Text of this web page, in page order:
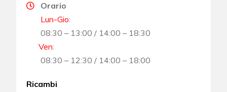
Orario
Lun-Gio:
08:30 – 13:00 / 14:00 – 18:30
Ven:
08:30 – 12:30 / 14:00 – 18:00
Ricambi